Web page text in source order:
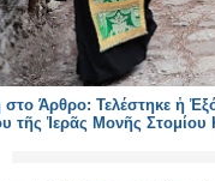
Άρθρο: Τελέστηκε ἡ
τῆς Ἱερᾶς Μονῆς Στομίου